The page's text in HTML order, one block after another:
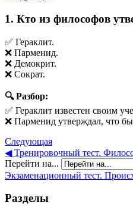
1. Кто из философов
✅ Гераклит.
❌ Парменид.
❌ Демокрит.
❌ Сократ.
🔍 Разбор:
✅ Гераклит известен своим
❌ Парменид утверждал, что
Следующая
◀︎ Тренировочный тест.
Перейти на...
Экзаменационный тест.
Разделы